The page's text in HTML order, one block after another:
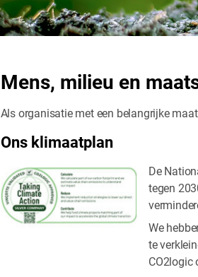
Mens, milieu en
Als organisatie met een belangrijke
Ons klimaatplan
De
tegen
We
te
CO2logic